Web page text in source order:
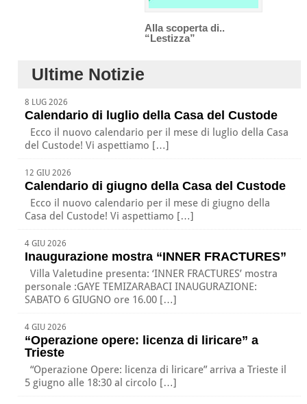
Alla scoperta di..
“Lestizza”
Ultime Notizie
8 LUG 2026
Calendario di luglio della Casa del Custode
Ecco il nuovo calendario per il mese di luglio della Casa
del Custode! Vi aspettiamo […]
12 GIU 2026
Calendario di giugno della Casa del Custode
Ecco il nuovo calendario per il mese di giugno della
Casa del Custode! Vi aspettiamo […]
4 GIU 2026
Inaugurazione mostra “INNER FRACTURES”
Villa Valetudine presenta: ‘INNER FRACTURES’ mostra
personale :GAYE TEMIZARABACI INAUGURAZIONE:
SABATO 6 GIUGNO ore 16.00 […]
4 GIU 2026
“Operazione opere: licenza di liricare” a
Trieste
“Operazione Opere: licenza di liricare” arriva a Trieste il
5 giugno alle 18:30 al circolo […]